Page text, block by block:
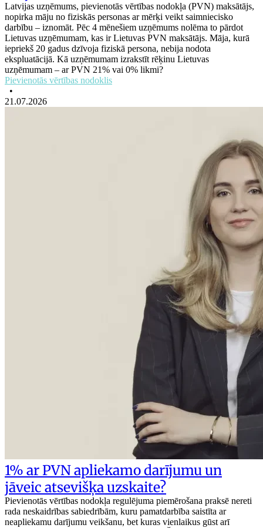
Latvijas uzņēmums, pievienotās vērtības nodokļa (PVN) maksātājs,
nopirka māju no fiziskās personas ar mērķi veikt saimniecisko
darbību – iznomāt. Pēc 4 mēnešiem uzņēmums nolēma to pārdot
Lietuvas uzņēmumam, kas ir Lietuvas PVN maksātājs. Māja, kurā
iepriekš 20 gadus dzīvoja fiziskā persona, nebija nodota
ekspluatācijā. Kā uzņēmumam izrakstīt rēķinu Lietuvas
uzņēmumam – ar PVN 21% vai 0% likmi?
Pievienotās vērtības nodoklis
•
21.07.2026
1% ar PVN apliekamo darījumu un
jāveic atsevišķa uzskaite?
Pievienotās vērtības nodokļa regulējuma piemērošana praksē nereti
rada neskaidrības sabiedrībām, kuru pamatdarbība saistīta ar
neapliekamu darījumu veikšanu, bet kuras vienlaikus gūst arī